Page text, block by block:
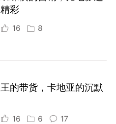
精彩
16 8
王的带货，卡地亚的沉默
16 6 17